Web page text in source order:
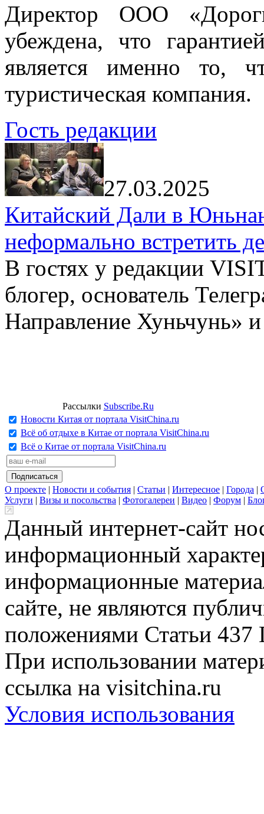
Директор ООО
убеждена, что
является именно то,
туристическая компания.
Гость редакции
27.03.2025
Китайский Дали в
неформально встретить
В гостях у редакции
блогер, основатель
Направление Хуньчунь»
Рассылки Subscribe.Ru
Новости Китая от портала VisitChina.ru
Всё об отдыхе в Китае от портала VisitChina.ru
Всё о Китае от портала VisitChina.ru
О проекте | Новости и события | Статьи | Интересное | Города |
Услуги | Визы и посольства | Фотогалереи | Видео | Форум |
Данный интернет-сайт
информационный
информационные
сайте, не являются
положениями Статьи 437
При использовании
ссылка на visitchina.ru
Условия использования